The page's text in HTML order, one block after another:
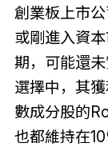
創業板上市
或剛進入資
期，可能還
選擇中，其
數成分股的
也都維持在